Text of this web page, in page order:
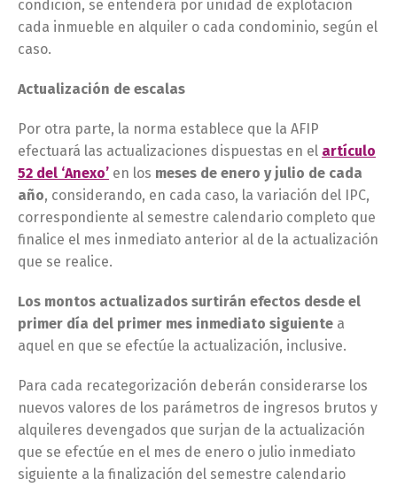
condición, se entenderá por unidad de explotación
cada inmueble en alquiler o cada condominio, según el
caso.
Actualización de escalas
Por otra parte, la norma establece que la AFIP
efectuará las actualizaciones dispuestas en el artículo
52 del ‘Anexo’ en los meses de enero y julio de cada
año, considerando, en cada caso, la variación del IPC,
correspondiente al semestre calendario completo que
finalice el mes inmediato anterior al de la actualización
que se realice.
Los montos actualizados surtirán efectos desde el
primer día del primer mes inmediato siguiente a
aquel en que se efectúe la actualización, inclusive.
Para cada recategorización deberán considerarse los
nuevos valores de los parámetros de ingresos brutos y
alquileres devengados que surjan de la actualización
que se efectúe en el mes de enero o julio inmediato
siguiente a la finalización del semestre calendario